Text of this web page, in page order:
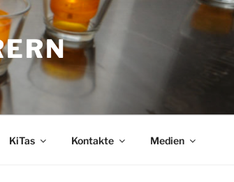
KiTas Kontakte Medien